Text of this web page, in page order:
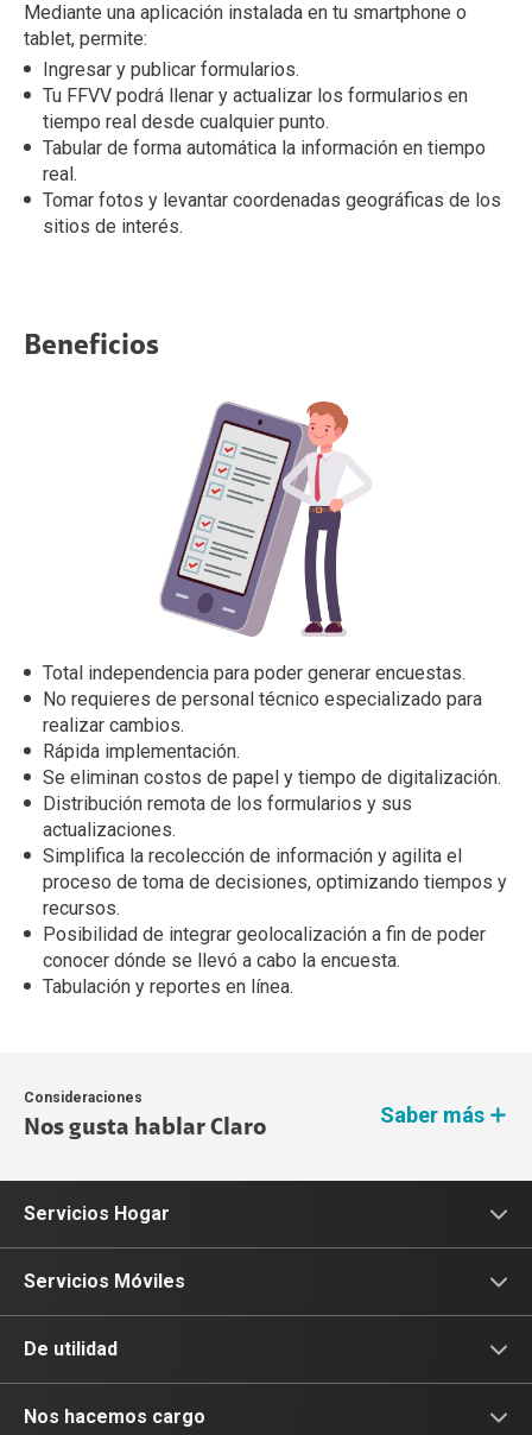
Mediante una aplicación instalada en tu smartphone o
tablet, permite:
Ingresar y publicar formularios.
Tu FFVV podrá llenar y actualizar los formularios en
tiempo real desde cualquier punto.
Tabular de forma automática la información en tiempo
real.
Tomar fotos y levantar coordenadas geográficas de los
sitios de interés.
Beneficios
Total independencia para poder generar encuestas.
No requieres de personal técnico especializado para
realizar cambios.
Rápida implementación.
Se eliminan costos de papel y tiempo de digitalización.
Distribución remota de los formularios y sus
actualizaciones.
Simplifica la recolección de información y agilita el
proceso de toma de decisiones, optimizando tiempos y
recursos.
Posibilidad de integrar geolocalización a fin de poder
conocer dónde se llevó a cabo la encuesta.
Tabulación y reportes en línea.
Consideraciones
Nos gusta hablar Claro
Saber más
Servicios Hogar
Internet
Internet fijo + TV
Internet + Tv + Telefonía
Servicios Móviles
Internet Móvil
Portabilidad
De utilidad
Consulta de IMEI
Nos hacemos cargo